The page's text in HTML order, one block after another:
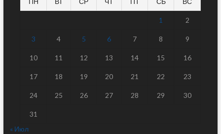
1 2
3 4 5 6 7 8 9
10 11 12 13 14 15 16
17 18 19 20 21 22 23
24 25 26 27 28 29 30
31
« Июл